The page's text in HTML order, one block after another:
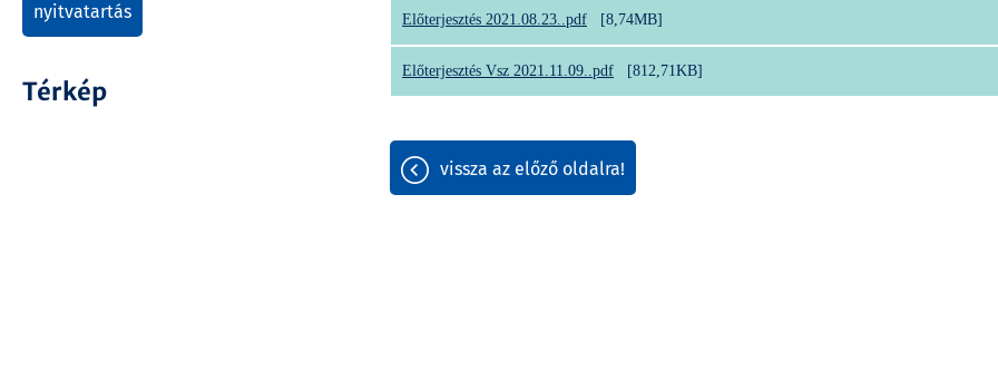
nyitvatartás
Térkép
Előterjesztés 2021.08.23..pdf [8,74MB]
Előterjesztés Vsz 2021.11.09..pdf [812,71KB]
vissza az előző oldalra!